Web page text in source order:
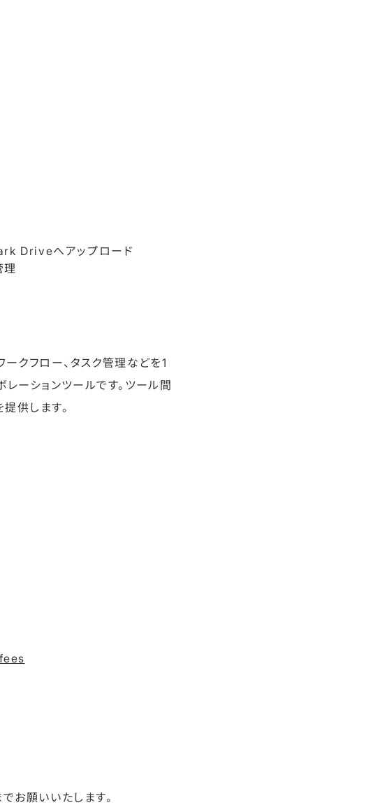
Driveへアップロード
理
ークフロー、タスク管理などを1
ーションツールです。ツール間
供します。
お願いいたします。